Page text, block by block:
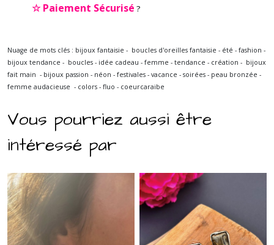
☆Paiement Sécurisé ?
Nuage de mots clés : bijoux fantaisie - boucles d'oreilles fantaisie - été - fashion -
bijoux tendance - boucles - idée cadeau - femme - tendance - création - bijoux
fait main - bijoux passion - néon - festivales - vacance - soirées - peau bronzée -
femme audacieuse - colors - fluo - coeurcaraibe
Vous pourriez aussi être
intéressé par